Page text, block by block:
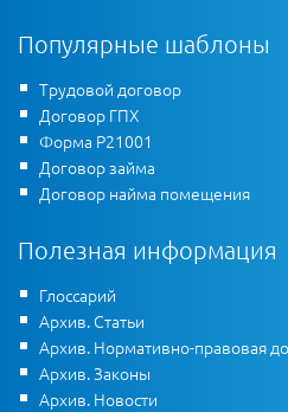
Популярные шаблоны
Трудовой договор
Договор ГПХ
Форма Р21001
Договор займа
Договор найма помещения
Полезная информация
Глоссарий
Архив. Статьи
Архив. Нормативно-правовая
Архив. Законы
Архив. Новости